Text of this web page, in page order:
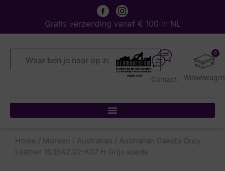
Gratis verzending vanaf € 100 in NL
0
Contact
Home / Merken / Australian / Australian Dakota Grey
Leather 15.1642.02-K07 H Grijs suede